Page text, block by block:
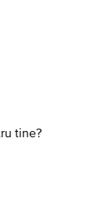
tine?